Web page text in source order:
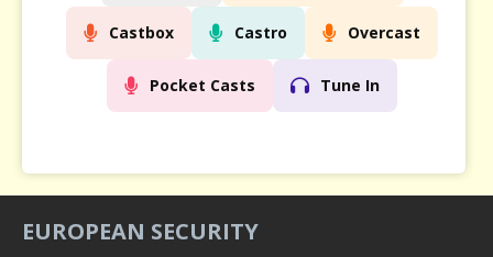
Castbox Castro Overcast
Pocket Casts Tune In
EUROPEAN SECURITY